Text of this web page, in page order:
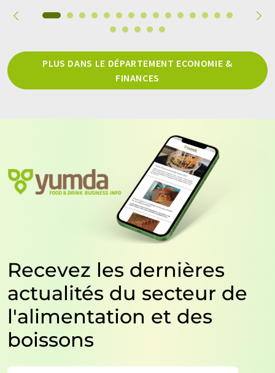
PLUS DANS LE DÉPARTEMENT ECONOMIE &
FINANCES
Recevez les dernières
actualités du secteur de
l'alimentation et des
boissons